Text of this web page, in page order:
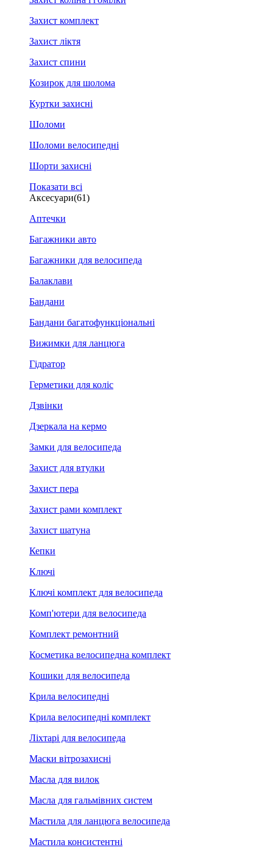
Захист комплект
Захист ліктя
Захист спини
Козирок для шолома
Куртки захисні
Шоломи
Шоломи велосипедні
Шорти захисні
Показати всі
Аксесуари(61)
Аптечки
Багажники авто
Багажники для велосипеда
Балаклави
Бандани
Бандани багатофункціональні
Вижимки для ланцюга
Гідратор
Герметики для коліс
Дзвінки
Дзеркала на кермо
Замки для велосипеда
Захист для втулки
Захист пера
Захист рами комплект
Захист шатуна
Кепки
Ключі
Ключі комплект для велосипеда
Комп'ютери для велосипеда
Комплект ремонтний
Косметика велосипедна комплект
Кошики для велосипеда
Крила велосипедні
Крила велосипедні комплект
Ліхтарі для велосипеда
Маски вітрозахисні
Масла для вилок
Масла для гальмівних систем
Мастила для ланцюга велосипеда
Мастила консистентні